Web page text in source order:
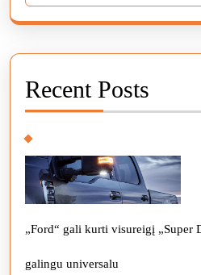
Recent Posts
„Ford“ gali kurti visureigį „Super
galingu universalu